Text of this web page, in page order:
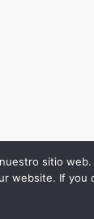
sitio
website. If